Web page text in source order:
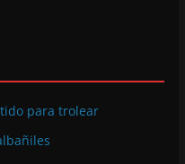
para trolear